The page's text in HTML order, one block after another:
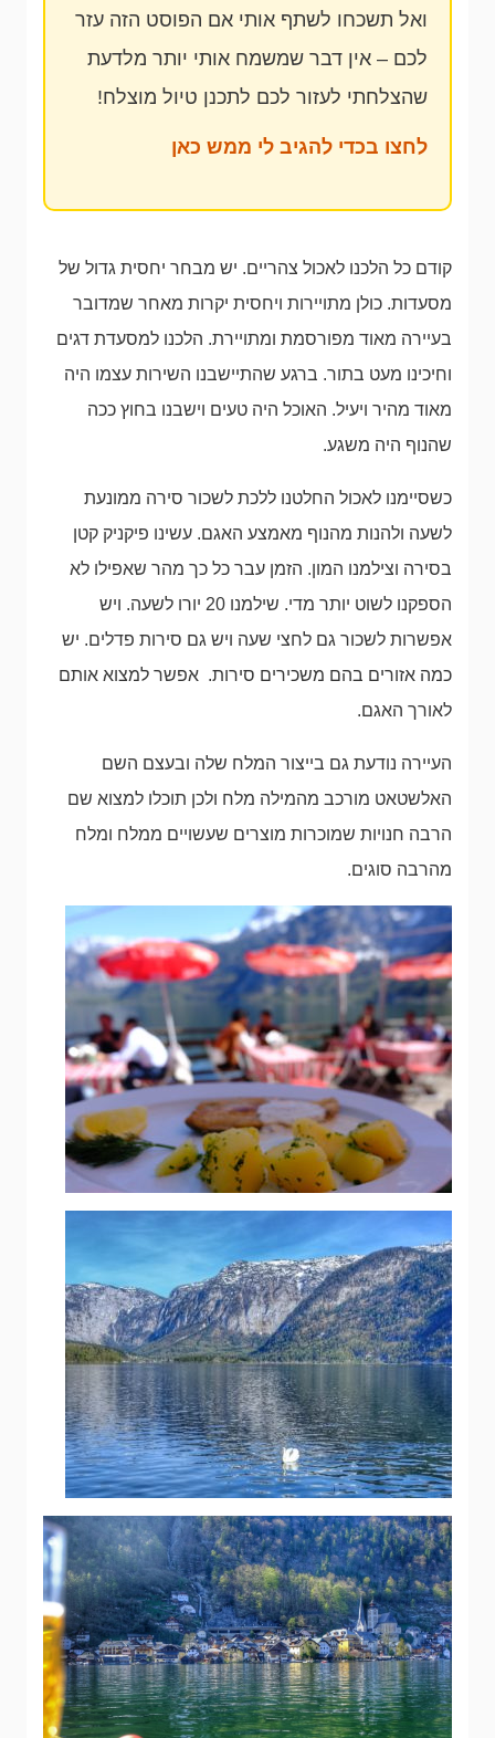
ואל תשכחו לשתף אותי אם הפוסט הזה עזר
לכם – אין דבר שמשמח אותי יותר מלדעת
שהצלחתי לעזור לכם לתכנן טיול מוצלח!
לחצו בכדי להגיב לי ממש כאן
קודם כל הלכנו לאכול צהריים. יש מבחר יחסית גדול של
מסעדות. כולן מתויירות ויחסית יקרות מאחר שמדובר
בעיירה מאוד מפורסמת ומתויירת. הלכנו למסעדת דגים
וחיכינו מעט בתור. ברגע שהתיישבנו השירות עצמו היה
מאוד מהיר ויעיל. האוכל היה טעים וישבנו בחוץ ככה
שהנוף היה משגע.
כשסיימנו לאכול החלטנו ללכת לשכור סירה ממונעת
לשעה ולהנות מהנוף מאמצע האגם. עשינו פיקניק קטן
בסירה וצילמנו המון. הזמן עבר כל כך מהר שאפילו לא
הספקנו לשוט יותר מדי. שילמנו 20 יורו לשעה. ויש
אפשרות לשכור גם לחצי שעה ויש גם סירות פדלים. יש
כמה אזורים בהם משכירים סירות. אפשר למצוא אותם
לאורך האגם.
העיירה נודעת גם בייצור המלח שלה ובעצם השם
האלשטאט מורכב מהמילה מלח ולכן תוכלו למצוא שם
הרבה חנויות שמוכרות מוצרים שעשויים ממלח ומלח
מהרבה סוגים.